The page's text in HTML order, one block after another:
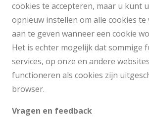
cookies te accepteren, maar u kunt
opnieuw instellen om alle cookies
aan te geven wanneer een cookie
Het is echter mogelijk dat sommige
services, op onze en andere
functioneren als cookies zijn
browser.
Vragen en feedback